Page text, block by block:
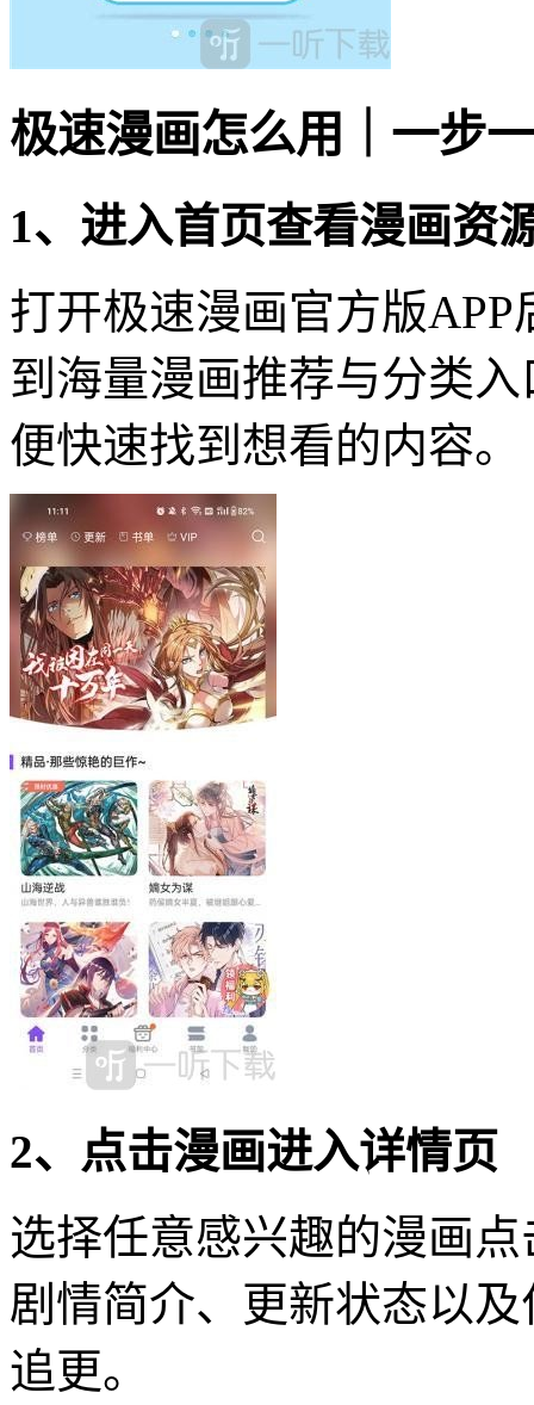
极速漫画怎么用｜一步
1、进入首页查看漫画资
打开极速漫画官方版
到海量漫画推荐与分类
便快速找到想看的内容。
2、点击漫画进入详情页
选择任意感兴趣的漫画
剧情简介、更新状态以
追更。